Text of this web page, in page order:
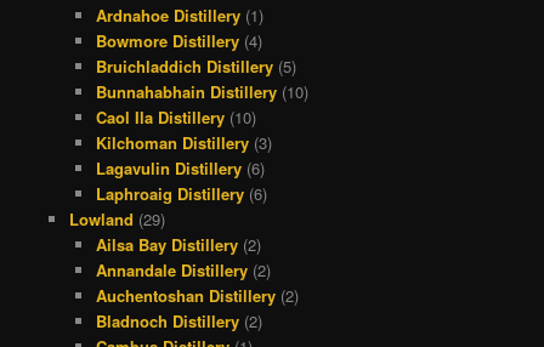
Ardnahoe Distillery (1)
Bowmore Distillery (4)
Bruichladdich Distillery (5)
Bunnahabhain Distillery (10)
Caol Ila Distillery (10)
Kilchoman Distillery (3)
Lagavulin Distillery (6)
Laphroaig Distillery (6)
Lowland (29)
Ailsa Bay Distillery (2)
Annandale Distillery (2)
Auchentoshan Distillery (2)
Bladnoch Distillery (2)